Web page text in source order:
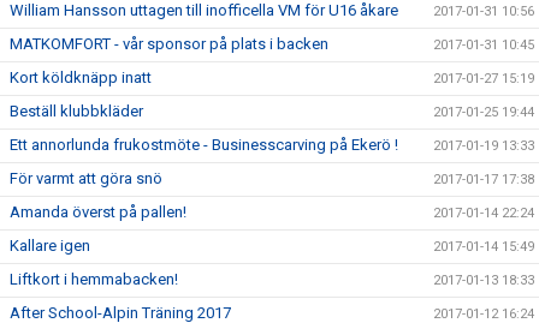
William Hansson uttagen till inofficella VM för U16 åkare 2017-01-31 10:56
MATKOMFORT - vår sponsor på plats i backen 2017-01-31 10:45
Kort köldknäpp inatt 2017-01-27 15:19
Beställ klubbkläder 2017-01-25 19:44
Ett annorlunda frukostmöte - Businesscarving på Ekerö ! 2017-01-19 13:33
För varmt att göra snö 2017-01-17 17:38
Amanda överst på pallen! 2017-01-14 22:24
Kallare igen 2017-01-14 15:49
Liftkort i hemmabacken! 2017-01-13 18:33
After School-Alpin Träning 2017 2017-01-12 16:24